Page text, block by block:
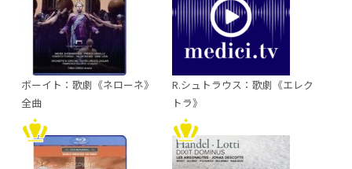
ボーイト：歌劇《ネローネ》
全曲
R.シュトラウス：歌劇《エレク
トラ》